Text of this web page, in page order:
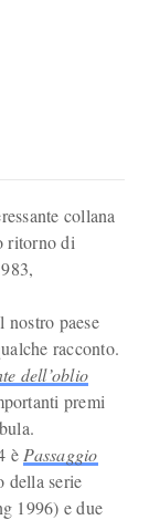
collana
ritorno di
nostro paese
racconto.
dell’oblio
premi
è Passaggio
della serie
1996) e due